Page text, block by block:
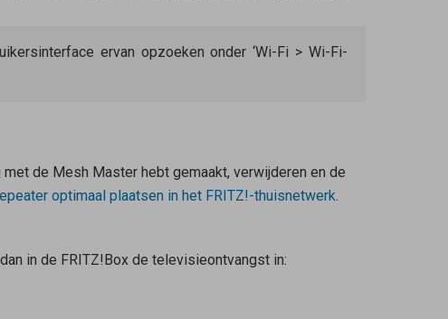
ervan opzoeken onder ‘Wi-Fi > Wi-Fi-
met de Mesh Masterhebt gemaakt, verwijderen en de
optimaal plaatsen in het FRITZ!-thuisnetwerk
in de FRITZ!Box de televisieontvangst in: